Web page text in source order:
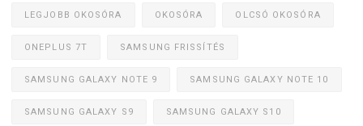
LEGJOBB OKOSÓRA OKOSÓRA OLCSÓ OKOSÓRA
ONEPLUS 7T SAMSUNG FRISSÍTÉS
SAMSUNG GALAXY NOTE 9 SAMSUNG GALAXY NOTE 10
SAMSUNG GALAXY S9 SAMSUNG GALAXY S10